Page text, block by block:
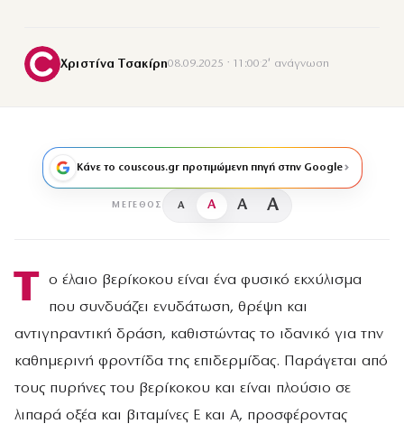
Χριστίνα Τσακίρη08.09.2025 · 11:00·2′ ανάγνωση
Κάνε το couscous.gr προτιμώμενη πηγή στην Google
ΜΈΓΕΘΟΣ A A A A
Τ
ο έλαιο βερίκοκου είναι ένα φυσικό εκχύλισμα
που συνδυάζει ενυδάτωση, θρέψη και
αντιγηραντική δράση, καθιστώντας το ιδανικό για την
καθημερινή φροντίδα της επιδερμίδας. Παράγεται από
τους πυρήνες του βερίκοκου και είναι πλούσιο σε
λιπαρά οξέα και βιταμίνες Ε και Α, προσφέροντας